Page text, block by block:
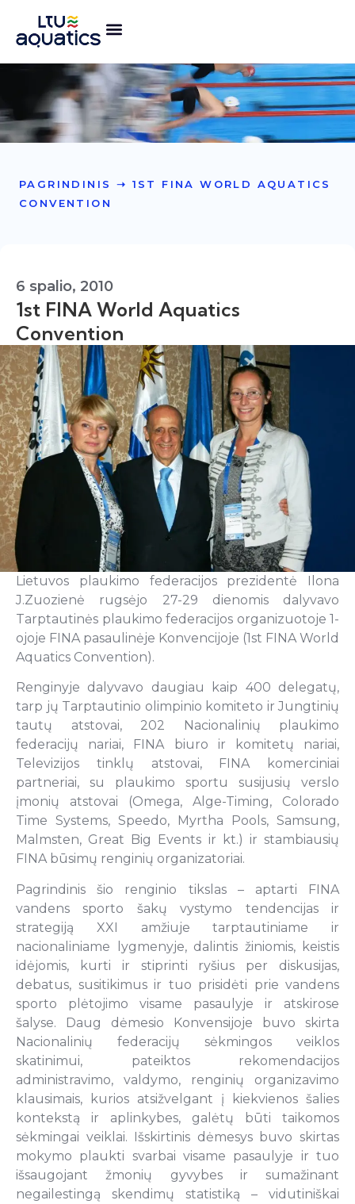
PAGRINDINIS ➝ 1ST FINA WORLD AQUATICS
CONVENTION
6 spalio, 2010
1st FINA World Aquatics
Convention
Lietuvos plaukimo federacijos prezidentė Ilona
J.Zuozienė rugsėjo 27-29 dienomis dalyvavo
Tarptautinės plaukimo federacijos organizuotoje 1-
ojoje FINA pasaulinėje Konvencijoje (1st FINA World
Aquatics Convention).
Renginyje dalyvavo daugiau kaip 400 delegatų,
tarp jų Tarptautinio olimpinio komiteto ir Jungtinių
tautų atstovai, 202 Nacionalinių plaukimo
federacijų nariai, FINA biuro ir komitetų nariai,
Televizijos tinklų atstovai, FINA komerciniai
partneriai, su plaukimo sportu susijusių verslo
įmonių atstovai (Omega, Alge-Timing, Colorado
Time Systems, Speedo, Myrtha Pools, Samsung,
Malmsten, Great Big Events ir kt.) ir stambiausių
FINA būsimų renginių organizatoriai.
Pagrindinis šio renginio tikslas – aptarti FINA
vandens sporto šakų vystymo tendencijas ir
strategiją XXI amžiuje tarptautiniame ir
nacionaliniame lygmenyje, dalintis žiniomis, keistis
idėjomis, kurti ir stiprinti ryšius per diskusijas,
debatus, susitikimus ir tuo prisidėti prie vandens
sporto plėtojimo visame pasaulyje ir atskirose
šalyse. Daug dėmesio Konvensijoje buvo skirta
Nacionalinių federacijų sėkmingos veiklos
skatinimui, pateiktos rekomendacijos
administravimo, valdymo, renginių organizavimo
klausimais, kurios atsižvelgant į kiekvienos šalies
kontekstą ir aplinkybes, galėtų būti taikomos
sėkmingai veiklai. Išskirtinis dėmesys buvo skirtas
mokymo plaukti svarbai visame pasaulyje ir tuo
išsaugojant žmonių gyvybes ir sumažinant
negailestingą skendimų statistiką – vidutiniškai